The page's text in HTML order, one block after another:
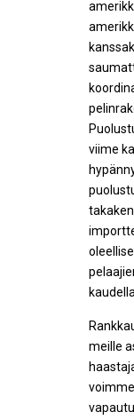
viime
meille